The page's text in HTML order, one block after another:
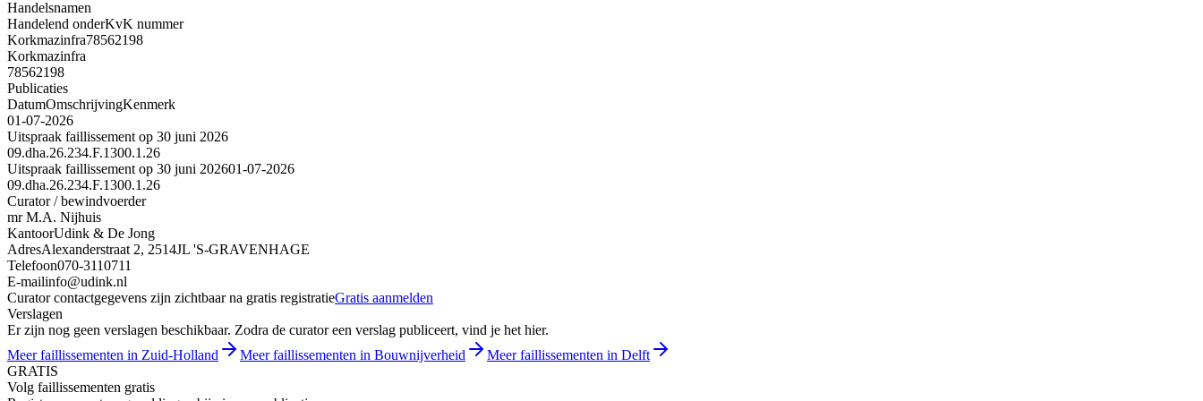
Handelsnamen
Handelend onderKvK nummer
Korkmazinfra78562198
Korkmazinfra
78562198
Publicaties
DatumOmschrijvingKenmerk
01-07-2026
Uitspraak faillissement op 30 juni 2026
09.dha.26.234.F.1300.1.26
Uitspraak faillissement op 30 juni 202601-07-2026
09.dha.26.234.F.1300.1.26
Curator / bewindvoerder
mr M.A. Nijhuis
KantoorUdink & De Jong
AdresAlexanderstraat 2, 2514JL 'S-GRAVENHAGE
Telefoon070-3110711
E-mailinfo@udink.nl
Curator contactgegevens zijn zichtbaar na gratis registratieGratis aanmelden
Verslagen
Er zijn nog geen verslagen beschikbaar. Zodra de curator een verslag publiceert, vind je het hier.
Meer faillissementen in Zuid-Holland
Meer faillissementen in Bouwnijverheid
Meer faillissementen in Delft
GRATIS
Volg faillissementen gratis